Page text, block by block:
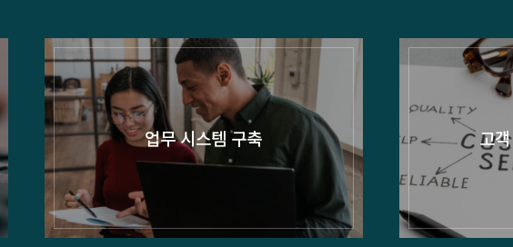
업무 시스템 구축 고